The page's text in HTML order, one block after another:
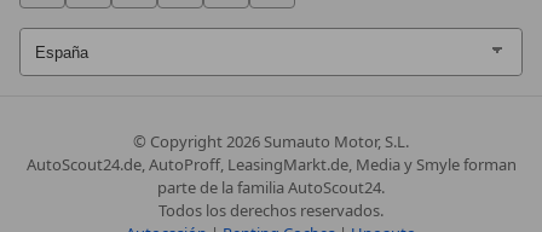
© Copyright2026 Sumauto Motor, S.L.
AutoScout24.de, AutoProff, LeasingMarkt.de, Media y Smyle forman
parte de la familia AutoScout24.
Todos los derechos reservados.